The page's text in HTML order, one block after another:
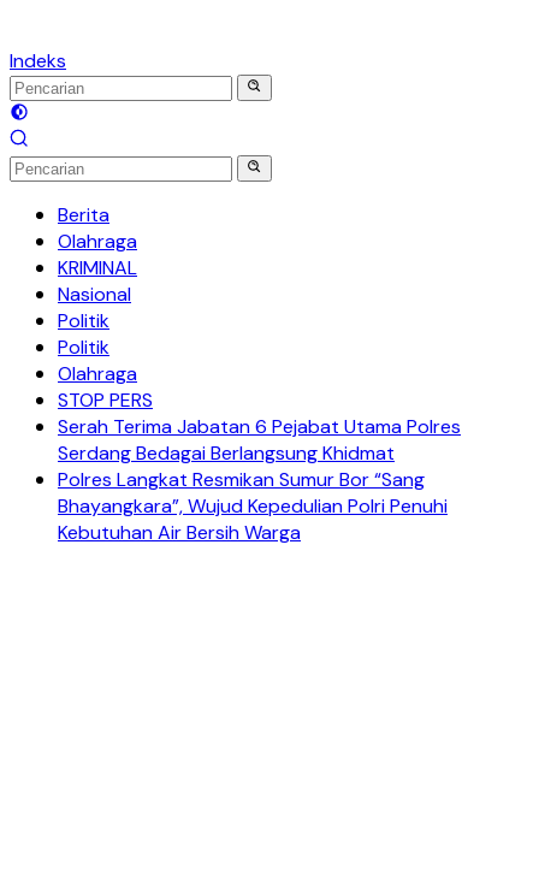
Indeks
Berita
Olahraga
KRIMINAL
Nasional
Politik
Politik
Olahraga
STOP PERS
Serah Terima Jabatan 6 Pejabat Utama Polres
Serdang Bedagai Berlangsung Khidmat
Polres Langkat Resmikan Sumur Bor “Sang
Bhayangkara”, Wujud Kepedulian Polri Penuhi
Kebutuhan Air Bersih Warga